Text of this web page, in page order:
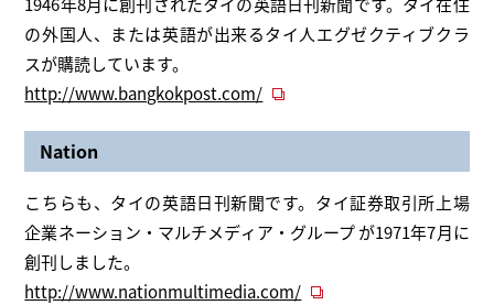
の外国人、または英語が出来るタイ人エグゼクティブクラ
スが購読しています。
http://www.bangkokpost.com/
Nation
こちらも、タイの英語日刊新聞です。タイ証券取引所上場
企業ネーション・マルチメディア・グループ が1971年7月に
創刊しました。
http://www.nationmultimedia.com/